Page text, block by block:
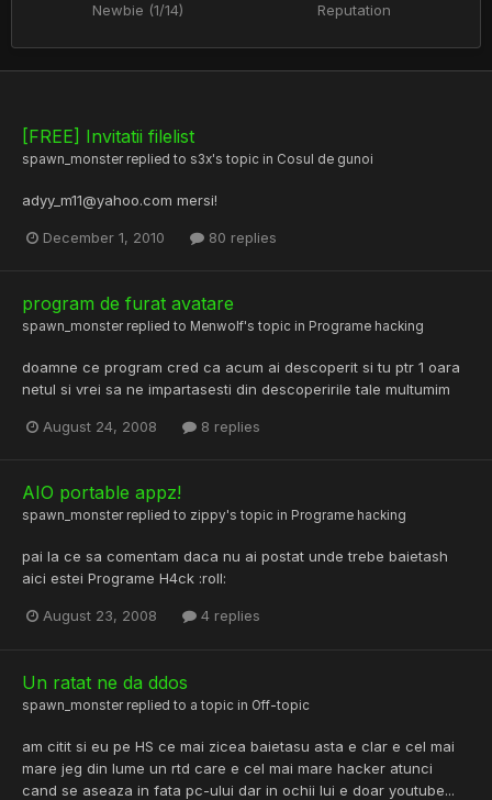
Newbie (1/14) Reputation
[FREE] Invitatii filelist
spawn_monster replied to s3x's topic in Cosul de gunoi
adyy_m11@yahoo.com mersi!
December 1, 2010 80 replies
program de furat avatare
spawn_monster replied to Menwolf's topic in Programe hacking
doamne ce program cred ca acum ai descoperit si tu ptr 1 oara
netul si vrei sa ne impartasesti din descoperirile tale multumim
August 24, 2008 8 replies
AIO portable appz!
spawn_monster replied to zippy's topic in Programe hacking
pai la ce sa comentam daca nu ai postat unde trebe baietash
aici estei Programe H4ck :roll:
August 23, 2008 4 replies
Un ratat ne da ddos
spawn_monster replied to a topic in Off-topic
am citit si eu pe HS ce mai zicea baietasu asta e clar e cel mai
mare jeg din lume un rtd care e cel mai mare hacker atunci
cand se aseaza in fata pc-ului dar in ochii lui e doar youtube...